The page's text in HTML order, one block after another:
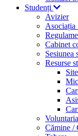
Studenți
Avizier
Asociația
Cabinet
Sesiunea
Resurse
Cămine /